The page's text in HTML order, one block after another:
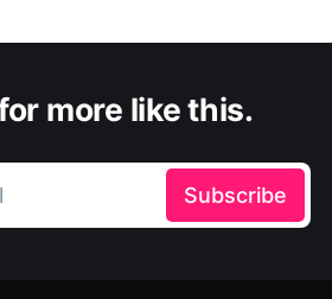
more like this.
Subscribe